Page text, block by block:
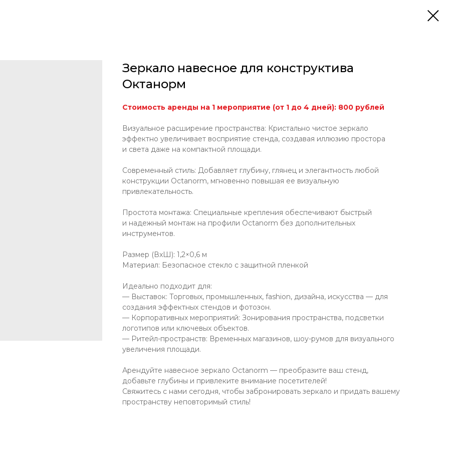
Зеркало навесное для конструктива
Октанорм
Стоимость аренды на 1 мероприятие (от 1 до 4 дней): 800 рублей
Визуальное расширение пространства: Кристально чистое зеркало
эффектно увеличивает восприятие стенда, создавая иллюзию простора
и света даже на компактной площади.
Современный стиль: Добавляет глубину, глянец и элегантность любой
конструкции Octanorm, мгновенно повышая ее визуальную
привлекательность.
Простота монтажа: Специальные крепления обеспечивают быстрый
и надежный монтаж на профили Octanorm без дополнительных
инструментов.
Размер (ВxШ): 1,2×0,6 м
Материал: Безопасное стекло с защитной пленкой
Идеально подходит для:
— Выставок: Торговых, промышленных, fashion, дизайна, искусства — для
создания эффектных стендов и фотозон.
— Корпоративных мероприятий: Зонирования пространства, подсветки
логотипов или ключевых объектов.
— Ритейл-пространств: Временных магазинов, шоу-румов для визуального
увеличения площади.
Арендуйте навесное зеркало Octanorm — преобразите ваш стенд,
добавьте глубины и привлеките внимание посетителей!
Свяжитесь с нами сегодня, чтобы забронировать зеркало и придать вашему
пространству неповторимый стиль!